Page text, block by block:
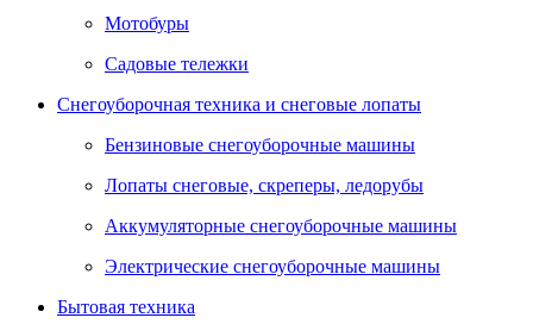
Мотобуры
Садовые тележки
Снегоуборочная техника и снеговые лопаты
Бензиновые снегоуборочные машины
Лопаты снеговые, скреперы, ледорубы
Аккумуляторные снегоуборочные машины
Электрические снегоуборочные машины
Бытовая техника